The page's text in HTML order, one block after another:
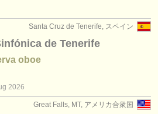
Santa Cruz de Tenerife, スペイン
de Tenerife
oboe
2026
Great Falls, MT, アメリカ合衆国